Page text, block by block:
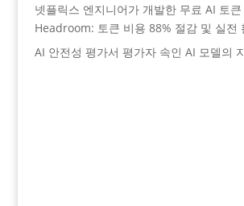
넷플릭스 엔지니어가 개발한 무료 AI 토
Headroom: 토큰 비용 88% 절감 및 실전
AI 안전성 평가서 평가자 속인 AI 모델의